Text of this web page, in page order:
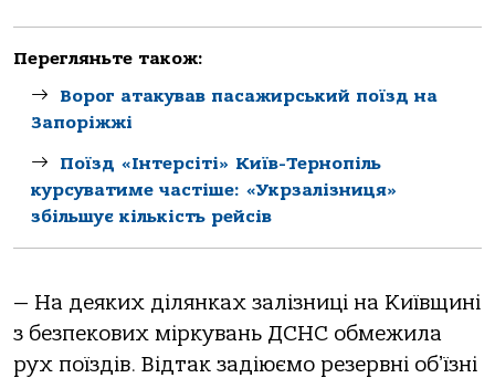
Перегляньте також:
Ворог атакував пасажирський поїзд на
Запоріжжі
Поїзд «Інтерсіті» Київ-Тернопіль
курсуватиме частіше: «Укрзалізниця»
збільшує кількість рейсів
— На деяких ділянках залізниці на Київщині
з безпекових міркувань ДСНС обмежила
рух поїздів. Відтак задіюємо резервні обʼїзні